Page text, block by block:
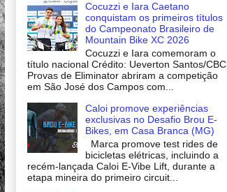
Cocuzzi e Iara Caetano
conquistam os primeiros títulos
do Campeonato Brasileiro de
Mountain Bike XC 2026
Cocuzzi e Iara comemoram o
título nacional Crédito: Ueverton Santos/CBC
Provas de Eliminator abriram a competição
em São José dos Campos com...
Caloi promove experiências
exclusivas no Desafio Brou E-
Bikes, em Casa Branca (MG)
Marca promove test rides de
bicicletas elétricas, incluindo a
recém-lançada Caloi E-Vibe Lift, durante a
etapa mineira do primeiro circuit...